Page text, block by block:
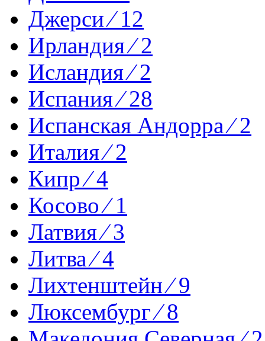
Джерси ⁄ 12
Ирландия ⁄ 2
Исландия ⁄ 2
Испания ⁄ 28
Испанская Андорра ⁄ 2
Италия ⁄ 2
Кипр ⁄ 4
Косово ⁄ 1
Латвия ⁄ 3
Литва ⁄ 4
Лихтенштейн ⁄ 9
Люксембург ⁄ 8